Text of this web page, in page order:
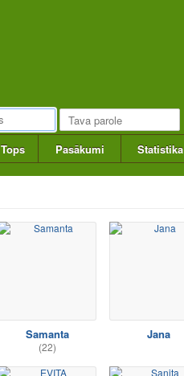
Tops Pasākumi Statistika
Samanta
(22)
Jana